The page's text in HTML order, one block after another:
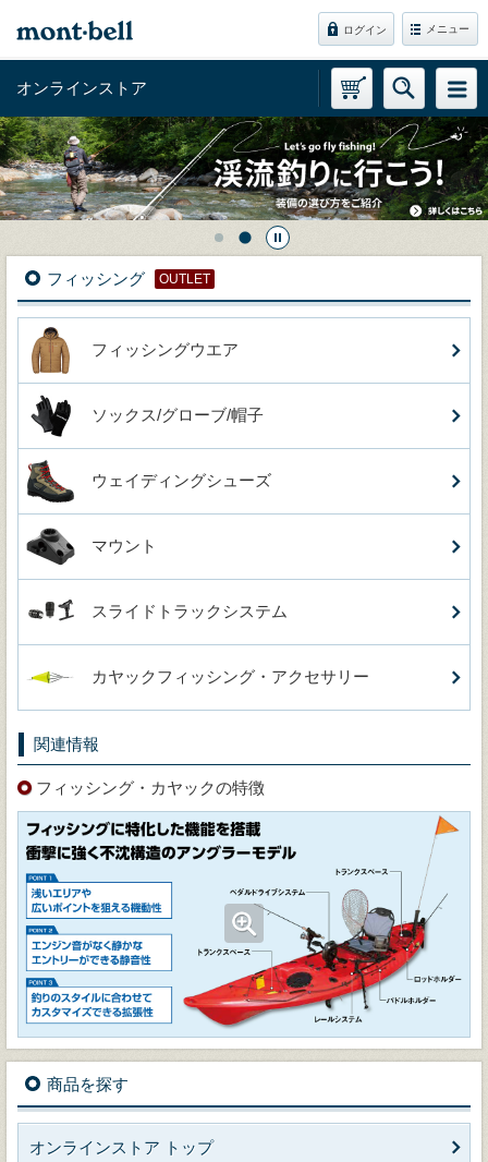
ログイン メニュー
オンラインストア
フィッシング OUTLET
フィッシングウエア
ソックス/グローブ/帽子
ウェイディングシューズ
マウント
スライドトラックシステム
カヤックフィッシング・アクセサリー
関連情報
フィッシング・カヤックの特徴
商品を探す
オンラインストア トップ